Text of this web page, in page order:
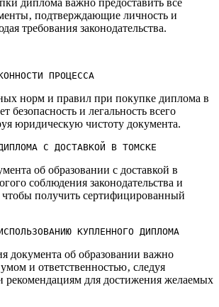
диплома важно предоставить все
подтверждающие личность и
требования законодательства.​
ПРОЦЕССА
норм и правил при покупке диплома в
безопасность и легальность всего
юридическую чистоту документа.​
С ДОСТАВКОЙ В ТОМСКЕ
об образовании с доставкой в
соблюдения законодательства и
чтобы получить сертифицированный
КУПЛЕННОГО ДИПЛОМА
документа об образовании важно
и ответственностью‚ следуя
рекомендациям для достижения желаемых